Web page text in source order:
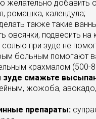
желательно добавить
ромашка, календула;
также такие
овсянки, подвесить на
солью при зуде не
больным помогают
крахмалом (500-
зуде смажьте
жожоба,
препараты: